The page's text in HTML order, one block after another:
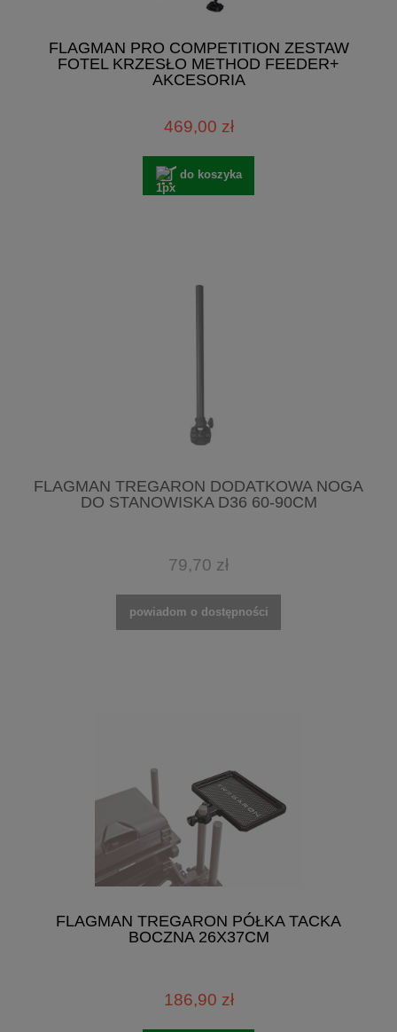
FLAGMAN PRO COMPETITION ZESTAW
FOTEL KRZESŁO METHOD FEEDER+
AKCESORIA
469,00 zł
do koszyka
FLAGMAN TREGARON DODATKOWA NOGA
DO STANOWISKA D36 60-90CM
79,70 zł
powiadom o dostępności
FLAGMAN TREGARON PÓŁKA TACKA
BOCZNA 26X37CM
186,90 zł